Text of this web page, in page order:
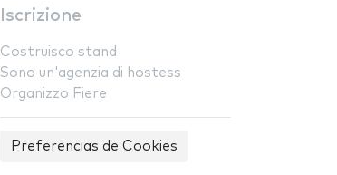
Iscrizione
Costruisco stand
Sono un'agenzia di hostess
Organizzo Fiere
Preferencias de Cookies